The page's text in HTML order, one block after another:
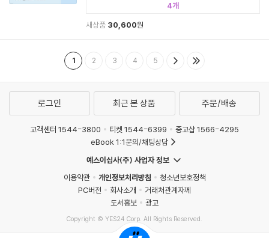
4
새상품 30,600원
1 2 3 4 5
로그인 최근 본 상품 주문/배송
고객센터 1544-3800 티켓 1544-6399
중고샵 1566-4295
eBook 1:1문의/채팅상담
예스이십사(주) 사업자 정보
이용약관
개인정보처리방침
청소년보호정책
PC버전
회사소개
거래처관계자께
도서홍보
광고
Copyright © YES24 Corp. All Rights Reserved.